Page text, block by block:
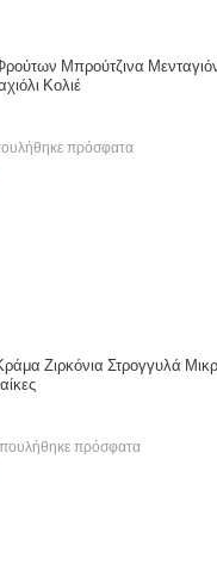
Μπρούτζινα
Κολιέ
πρόσφατα
Ζιρκόνια Στρογγυλά
πρόσφατα